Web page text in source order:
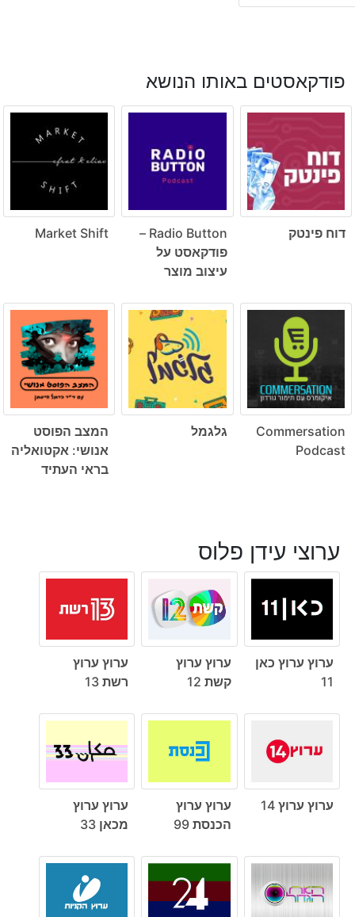
פודקאסטים באותו הנושא
דוח פינטק
Radio Button –
פודקאסט על
עיצוב מוצר
Market Shift
Commersation
Podcast
גלגמל
המצב הפוסט
אנושי: אקטואליה
בראי העתיד
ערוצי עידן פלוס
ערוץ ערוץ כאן
11
ערוץ ערוץ
קשת 12
ערוץ ערוץ
רשת 13
ערוץ ערוץ 14
ערוץ ערוץ
הכנסת 99
ערוץ ערוץ
מכאן 33